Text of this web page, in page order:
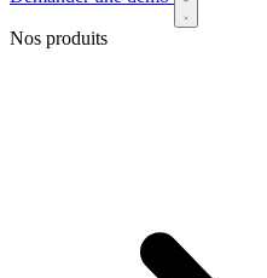
Nos produits